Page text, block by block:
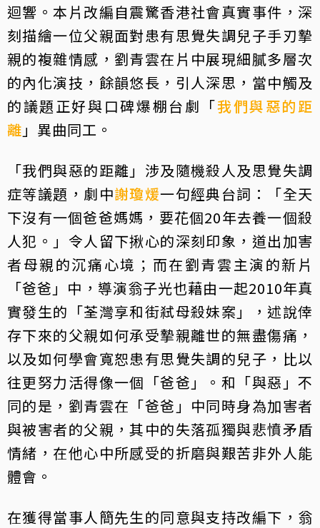
迴響。本片改編自震驚香港社會真實事件，深
刻描繪一位父親面對患有思覺失調兒子手刃摯
親的複雜情感，劉青雲在片中展現細膩多層次
的內化演技，餘韻悠長，引人深思，當中觸及
的議題正好與口碑爆棚台劇「我們與惡的距
離 」異曲同工。
「我們與惡的距離」涉及隨機殺人及思覺失調
症等議題，劇中謝瓊煖一句經典台詞：「全天
下沒有一個爸爸媽媽，要花個20年去養一個殺
人犯。」令人留下揪心的深刻印象，道出加害
者母親的沉痛心境；而在劉青雲主演的新片
「爸爸」中，導演翁子光也藉由一起2010年真
實發生的「荃灣享和街弒母殺妹案」，述說倖
存下來的父親如何承受摯親離世的無盡傷痛，
以及如何學會寬恕患有思覺失調的兒子，比以
往更努力活得像一個「爸爸」。和「與惡」不
同的是，劉青雲在「爸爸」中同時身為加害者
與被害者的父親，其中的失落孤獨與悲憤矛盾
情緒，在他心中所感受的折磨與艱苦非外人能
體會。
在獲得當事人簡先生的同意與支持改編下，翁